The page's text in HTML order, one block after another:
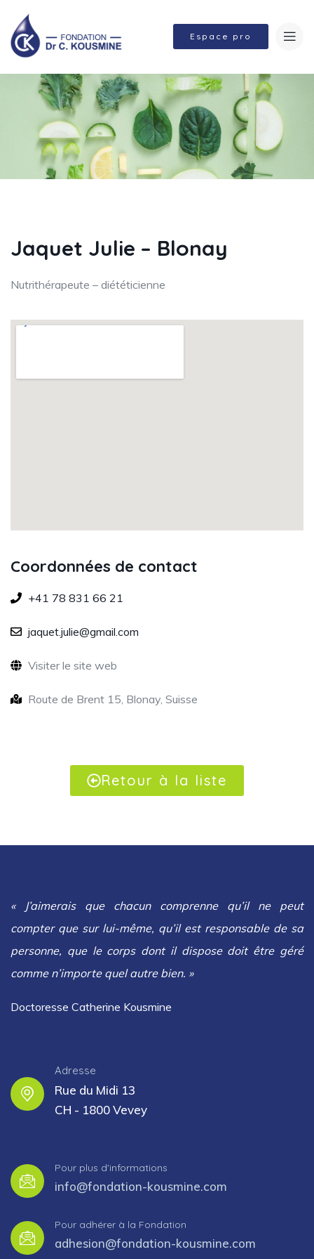
Espace pro
Jaquet Julie – Blonay
Nutrithérapeute – diététicienne
Coordonnées de contact
+41 78 831 66 21
jaquet.julie@gmail.com
Visiter le site web
Route de Brent 15, Blonay, Suisse
Retour à la liste
« J’aimerais que chacun comprenne qu’il ne peut
compter que sur lui-même, qu’il est responsable de sa
personne, que le corps dont il dispose doit être géré
comme n’importe quel autre bien. »
Doctoresse Catherine Kousmine
Adresse
Rue du Midi 13
CH - 1800 Vevey
Pour plus d'informations
info@fondation-kousmine.com
Pour adhérer à la Fondation
adhesion@fondation-kousmine.com